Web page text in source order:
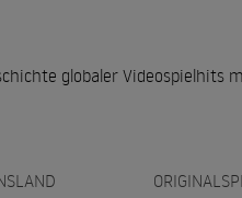
globaler Videospielhits